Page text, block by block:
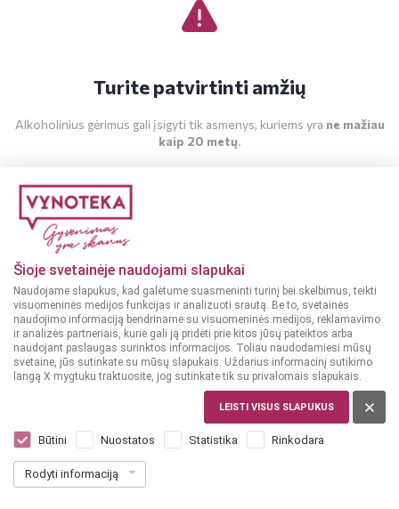
Šioje svetainėje naudojami slapukai
Naudojame slapukus, kad galėtume suasmeninti turinį bei skelbimus, teikti
visuomeninės medijos funkcijas ir analizuoti srautą. Be to, svetainės
naudojimo informaciją bendriname su visuomeninės medijos, reklamavimo
ir analizės partneriais, kurie gali ją pridėti prie kitos jūsų pateiktos arba
naudojant paslaugas surinktos informacijos. Toliau naudodamiesi mūsų
svetaine, jūs sutinkate su mūsų slapukais. Uždarius informacinį sutikimo
langą X mygtuku traktuosite, jog sutinkate tik su privalomais slapukais.
LEISTI VISUS SLAPUKUS
Būtini Nuostatos Statistika Rinkodara
Rodyti informaciją
Turite patvirtinti amžių
Alkoholinius gėrimus gali įsigyti tik asmenys, kuriems yra ne mažiau
kaip 20 metų.
Parduotuvės 2017-07-25
Nauja VYNOTEKA parduotuvė!
parduotuvė!
Joniškyje - nauja #VYNOTEKA parduotuvė!